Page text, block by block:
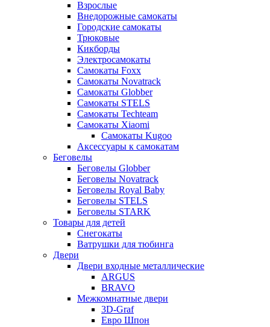
Взрослые
Внедорожные самокаты
Городские самокаты
Трюковые
Кикборды
Электросамокаты
Самокаты Foxx
Самокаты Novatrack
Самокаты Globber
Самокаты STELS
Самокаты Techteam
Самокаты Xiaomi
Самокаты Kugoo
Аксессуары к самокатам
Беговелы
Беговелы Globber
Беговелы Novatrack
Беговелы Royal Baby
Беговелы STELS
Беговелы STARK
Товары для детей
Снегокаты
Ватрушки для тюбинга
Двери
Двери входные металлические
ARGUS
BRAVO
Межкомнатные двери
3D-Graf
Евро Шпон